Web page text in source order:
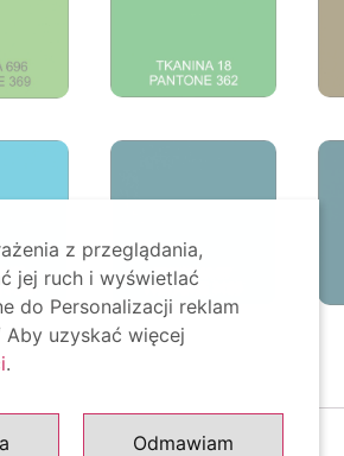
z przeglądania,
jej ruch i wyświetlać
do Personalizacji reklam
uzyskać więcej
.
Odmawiam